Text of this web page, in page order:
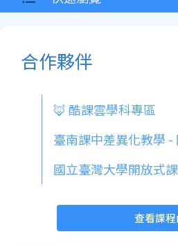
合作夥伴
🦊 酷課雲學科專區
臺南課中差異化教學 -
查看課